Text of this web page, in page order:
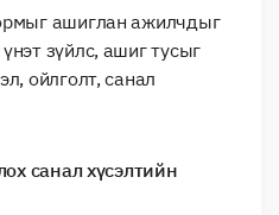
ашиглан ажилчдыг
зүйлс, ашиг тусыг
ойлголт, санал
санал хүсэлтийн